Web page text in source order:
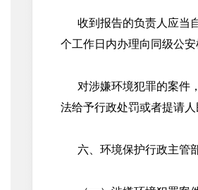
收到报告的负责人应当自
个工作日内办理向同级公
对涉嫌环境犯罪的案件，
法给予行政处罚或者提请
六、环境保护行政主管部